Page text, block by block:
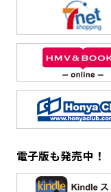
電子版も発売中！